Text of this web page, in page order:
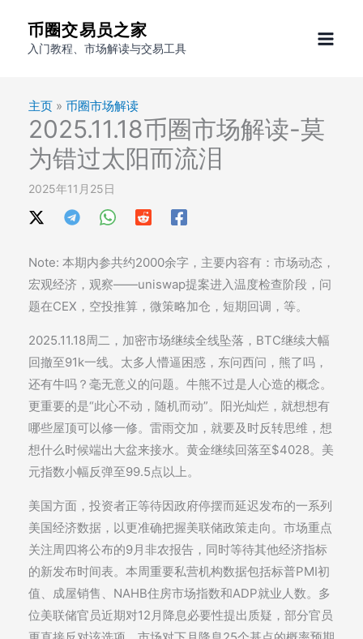
币圈交易员之家
入门教程、市场解读与交易工具
主页 » 币圈市场解读
2025.11.18币圈市场解读-莫
为错过太阳而流泪
2025年11月25日
Note: 本期内参共约2000余字，主要内容有：市场动态，
宏观经济，观察——uniswap提案进入温度检查阶段，问
题在CEX，空投推算，微策略加仓，短期回调，等。
2025.11.18周二，加密市场继续全线坠落，BTC继续大幅
回撤至91k一线。太多人懵逼困惑，东问西问，熊了吗，
还有牛吗？毫无意义的问题。牛熊不过是人心造的概念。
更重要的是“此心不动，随机而动”。阳光灿烂，就想想有
哪些屋顶可以修一修。雷雨交加，就要及时反转思维，想
想什么时候端出大盆来接水。黄金继续回落至$4028。美
元指数小幅反弹至99.5点以上。
美国方面，投资者正等待因政府停摆而延迟发布的一系列
美国经济数据，以更准确把握美联储政策走向。市场重点
关注周四将公布的9月非农报告，同时等待其他经济指标
的新发布时间表。本周重要私营机构数据包括标普PMI初
值、成屋销售、NAHB住房市场指数和ADP就业人数。多
位美联储官员近期对12月降息必要性提出质疑，部分官员